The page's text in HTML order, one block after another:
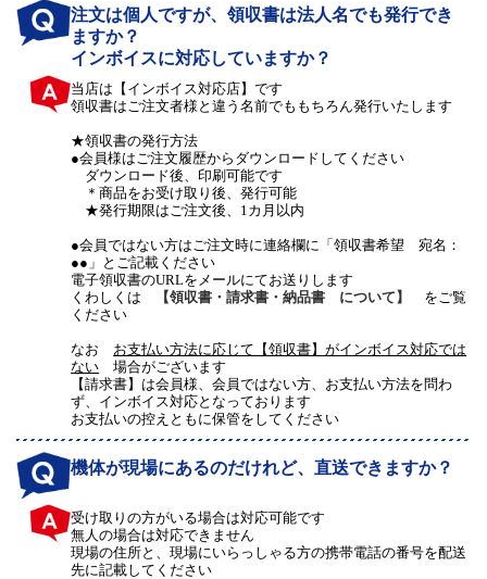
注文は個人ですが、領収書は法人名でも発行でき
ますか？
インボイスに対応していますか？
当店は【インボイス対応店】です
領収書はご注文者様と違う名前でももちろん発行いたします
★領収書の発行方法
●会員様はご注文履歴からダウンロードしてください
ダウンロード後、印刷可能です
＊商品をお受け取り後、発行可能
★発行期限はご注文後、1カ月以内
●会員ではない方はご注文時に連絡欄に「領収書希望 宛名：
●●」とご記載ください
電子領収書のURLをメールにてお送りします
くわしくは
【領収書・請求書・納品書 について】
をご覧
ください
なお お支払い方法に応じて【領収書】がインボイス対応では
ない 場合がございます
【請求書】は会員様、会員ではない方、お支払い方法を問わ
ず、インボイス対応となっております
お支払いの控えともに保管をしてください
機体が現場にあるのだけれど、直送できますか？
受け取りの方がいる場合は対応可能です
無人の場合は対応できません
現場の住所と、現場にいらっしゃる方の携帯電話の番号を配送
先に記載してください